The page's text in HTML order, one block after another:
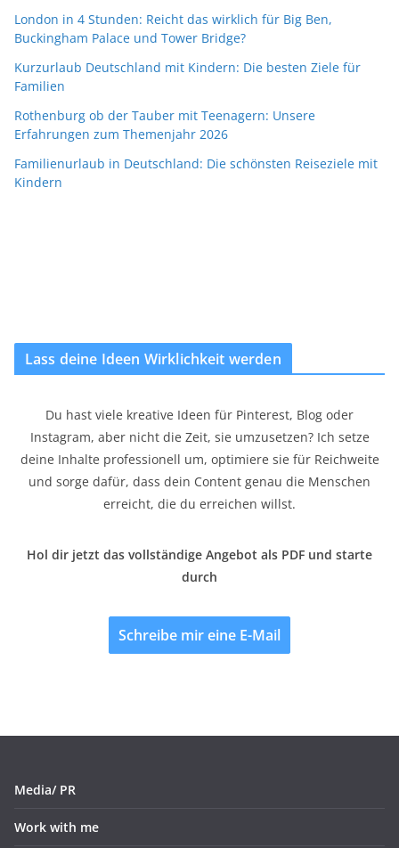
London in 4 Stunden: Reicht das wirklich für Big Ben,
Buckingham Palace und Tower Bridge?
Kurzurlaub Deutschland mit Kindern: Die besten Ziele für
Familien
Rothenburg ob der Tauber mit Teenagern: Unsere
Erfahrungen zum Themenjahr 2026
Familienurlaub in Deutschland: Die schönsten Reiseziele mit
Kindern
Lass deine Ideen Wirklichkeit werden
Du hast viele kreative Ideen für Pinterest, Blog oder
Instagram, aber nicht die Zeit, sie umzusetzen? Ich setze
deine Inhalte professionell um, optimiere sie für Reichweite
und sorge dafür, dass dein Content genau die Menschen
erreicht, die du erreichen willst.
Hol dir jetzt das vollständige Angebot als PDF und starte
durch
Schreibe mir eine E-Mail
Media/ PR
Work with me